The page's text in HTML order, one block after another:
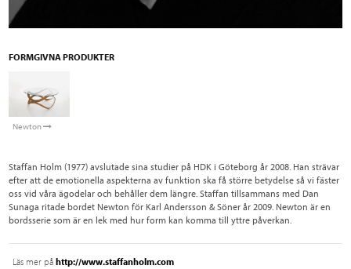
FORMGIVNA PRODUKTER
Newton
Staffan Holm (1977) avslutade sina studier på HDK i Göteborg år 2008. Han strävar
efter att de emotionella aspekterna av funktion ska få större betydelse så vi fäster
oss vid våra ägodelar och behåller dem längre. Staffan tillsammans med Dan
Sunaga ritade bordet Newton för Karl Andersson & Söner år 2009. Newton är en
bordsserie som är en lek med hur form kan komma till yttre påverkan.
Läs mer på http://www.staffanholm.com